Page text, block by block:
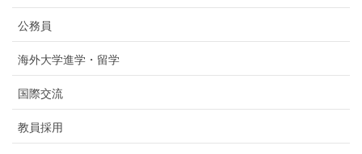
公務員
海外大学進学・留学
国際交流
教員採用